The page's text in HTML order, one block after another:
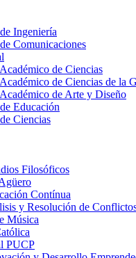
Ingeniería
Comunicaciones
de Ciencias
de Ciencias de la
de Arte y Diseño
Educación
Ciencias
Filosóficos
Contínua
y Resolución de
Música
PUCP